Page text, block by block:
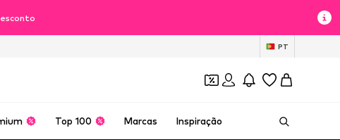
PT
Top 100 Marcas Inspiração